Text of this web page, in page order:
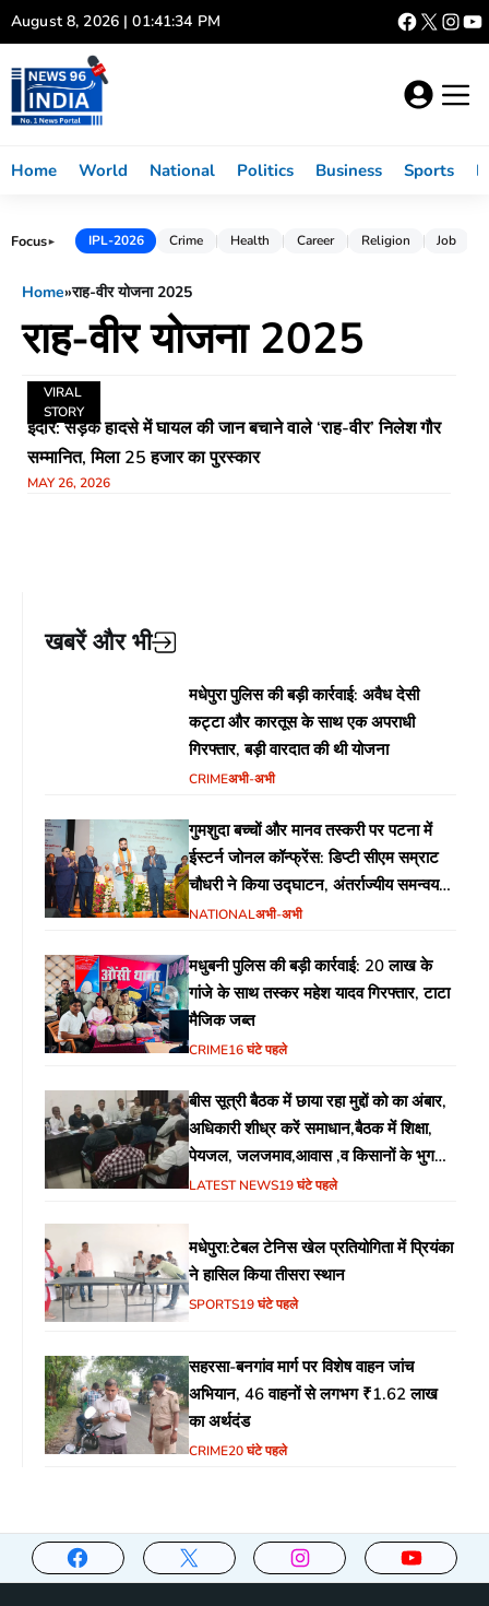
Skip
to
content
August 8, 2026 | 01:41:34 PM
Home World National Politics Business Sports
Focus► IPL-2026 Crime Health Career Religion Job
Home»राह-वीर योजना 2025
राह-वीर योजना 2025
VIRAL
STORY
इंदौर: सड़क हादसे में घायल की जान बचाने वाले ‘राह-वीर’ निलेश गौर
सम्मानित, मिला 25 हजार का पुरस्कार
MAY 26, 2026
खबरें और भी
मधेपुरा पुलिस की बड़ी कार्रवाई: अवैध देसी
कट्टा और कारतूस के साथ एक अपराधी
गिरफ्तार, बड़ी वारदात की थी योजना
CRIMEअभी-अभी
गुमशुदा बच्चों और मानव तस्करी पर पटना में
ईस्टर्न जोनल कॉन्फ्रेंस: डिप्टी सीएम सम्राट
चौधरी ने किया उद्घाटन, अंतर्राज्यीय समन्वय
पर जोर
NATIONALअभी-अभी
मधुबनी पुलिस की बड़ी कार्रवाई: 20 लाख के
गांजे के साथ तस्कर महेश यादव गिरफ्तार, टाटा
मैजिक जब्त
CRIME16 घंटे पहले
बीस सूत्री बैठक में छाया रहा मुद्दों को का अंबार,
अधिकारी शीध्र करें समाधान,बैठक में शिक्षा,
पेयजल, जलजमाव,आवास ,व किसानों के भुगतान
का उठा मुद्दा
LATEST NEWS19 घंटे पहले
मधेपुरा:टेबल टेनिस खेल प्रतियोगिता में प्रियंका
ने हासिल किया तीसरा स्थान
SPORTS19 घंटे पहले
सहरसा-बनगांव मार्ग पर विशेष वाहन जांच
अभियान, 46 वाहनों से लगभग ₹1.62 लाख
का अर्थदंड
CRIME20 घंटे पहले